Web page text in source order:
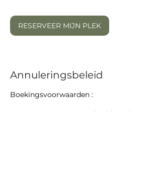
RESERVEER MIJN PLEK
Annuleringsbeleid
Boekingsvoorwaarden :
- Door te reserveren ga je akkoord met